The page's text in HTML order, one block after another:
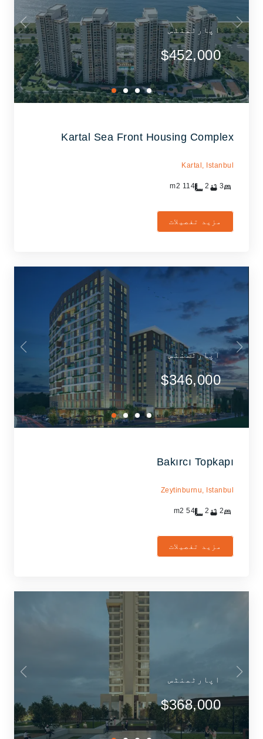
اپارٹمنٹس
$452,000
Kartal Sea Front Housing Complex
Kartal, Istanbul
3
2
114
مزید تفصیلات
اپارٹمنٹس
$346,000
Bakırcı Topkapı
Zeytinburnu, Istanbul
2
2
54
مزید تفصیلات
اپارٹمنٹس
$368,000